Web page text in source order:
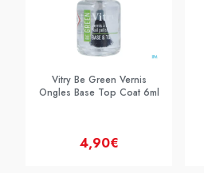
Vitry Be Green Vernis
Ongles Base Top Coat 6ml
4,90€